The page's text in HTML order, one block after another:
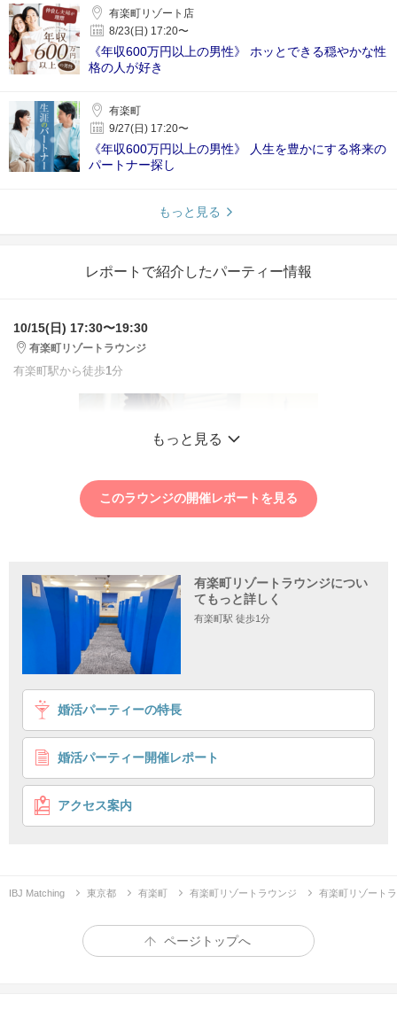
有楽町リゾート店
8/23(日) 17:20〜
《年収600万円以上の男性》 ホッとできる穏やかな性
格の人が好き
有楽町
9/27(日) 17:20〜
《年収600万円以上の男性》 人生を豊かにする将来の
パートナー探し
もっと見る
レポートで紹介したパーティー情報
10/15(日) 17:30〜19:30
有楽町リゾートラウンジ
有楽町駅から徒歩1分
1 2 3 4
＼女性満席╱オリジナルハンドクリーム作り！これか
らの季節にピッタリ♡
6対6 一緒にものづくり体験
企画詳細
40・50代社会人クラブ
同世代の憩いの場として集まりませんか
もっと見る
このラウンジの開催レポートを見る
有楽町リゾートラウンジについ
てもっと詳しく
有楽町駅 徒歩1分
婚活パーティーの特長
婚活パーティー開催レポート
アクセス案内
IBJ Matching 東京都 有楽町 有楽町リゾートラウンジ 有楽町リゾート
ページトップへ